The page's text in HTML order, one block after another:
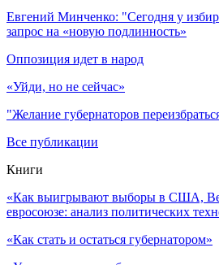
Евгений Минченко: "Сегодня у
запрос на «новую подлинность»
Оппозиция идет в народ
«Уйди, но не сейчас»
"Желание губернаторов
Все публикации
Книги
«Как выигрывают выборы в США,
евросоюзе: анализ политических
«Как стать и остаться губернатором»